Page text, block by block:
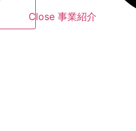
Close 事業紹介